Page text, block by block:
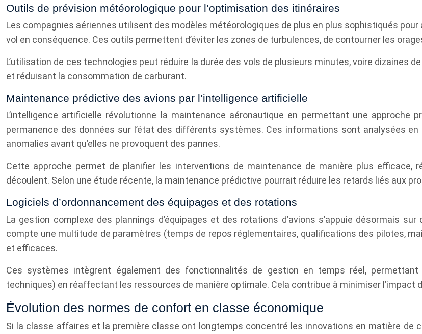
Outils de prévision météorologique pour l’optimisation des itinéraires
Les compagnies aériennes utilisent des modèles météorologiques de plus en plus sophistiqués
vol en conséquence. Ces outils permettent d’éviter les zones de turbulences, de contourner les
L’utilisation de ces technologies peut réduire la durée des vols de plusieurs minutes, voire dizaines
et réduisant la consommation de carburant.
Maintenance prédictive des avions par l’intelligence artificielle
L’intelligence artificielle révolutionne la maintenance aéronautique en permettant une
permanence des données sur l’état des différents systèmes. Ces informations sont analysées
anomalies avant qu’elles ne provoquent des pannes.
Cette approche permet de planifier les interventions de maintenance de manière plus
découlent. Selon une étude récente, la maintenance prédictive pourrait réduire les retards liés aux
Logiciels d’ordonnancement des équipages et des rotations
La gestion complexe des plannings d’équipages et des rotations d’avions s’appuie désormais
compte une multitude de paramètres (temps de repos réglementaires, qualifications des pilotes,
et efficaces.
Ces systèmes intègrent également des fonctionnalités de gestion en temps réel,
techniques) en réaffectant les ressources de manière optimale. Cela contribue à minimiser l’impact
Évolution des normes de confort en classe économique
Si la classe affaires et la première classe ont longtemps concentré les innovations en matière de